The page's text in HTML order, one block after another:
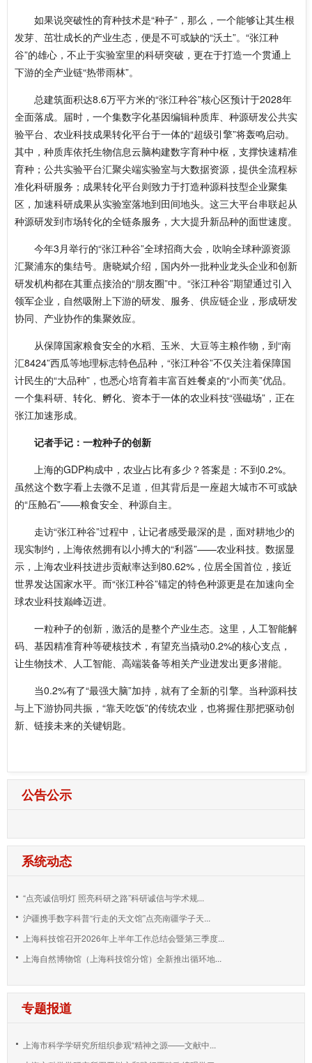
如果说突破性的育种技术是“种子”，那么，一个能够让其生根
发芽、茁壮成长的产业生态，便是不可或缺的“沃土”。“张江种
谷”的雄心，不止于实验室里的科研突破，更在于打造一个贯通上
下游的全产业链“热带雨林”。
总建筑面积达8.6万平方米的“张江种谷”核心区预计于2028年
全面落成。届时，一个集数字化基因编辑种质库、种源研发公共实
验平台、农业科技成果转化平台于一体的“超级引擎”将轰鸣启动。
其中，种质库依托生物信息云脑构建数字育种中枢，支撑快速精准
育种；公共实验平台汇聚尖端实验室与大数据资源，提供全流程标
准化科研服务；成果转化平台则致力于打造种源科技型企业聚集
区，加速科研成果从实验室落地到田间地头。这三大平台串联起从
种源研发到市场转化的全链条服务，大大提升新品种的面世速度。
今年3月举行的“张江种谷”全球招商大会，吹响全球种源资源
汇聚浦东的集结号。唐晓斌介绍，国内外一批种业龙头企业和创新
研发机构都在其重点接洽的“朋友圈”中。“张江种谷”期望通过引入
领军企业，自然吸附上下游的研发、服务、供应链企业，形成研发
协同、产业协作的集聚效应。
从保障国家粮食安全的水稻、玉米、大豆等主粮作物，到“南
汇8424”西瓜等地理标志特色品种，“张江种谷”不仅关注着保障国
计民生的“大品种”，也悉心培育着丰富百姓餐桌的“小而美”优品。
一个集科研、转化、孵化、资本于一体的农业科技“强磁场”，正在
张江加速形成。
记者手记：一粒种子的创新
上海的GDP构成中，农业占比有多少？答案是：不到0.2%。
虽然这个数字看上去微不足道，但其背后是一座超大城市不可或缺
的“压舱石”——粮食安全、种源自主。
走访“张江种谷”过程中，让记者感受最深的是，面对耕地少的
现实制约，上海依然拥有以小搏大的“利器”——农业科技。数据显
示，上海农业科技进步贡献率达到80.62%，位居全国首位，接近
世界发达国家水平。而“张江种谷”锚定的特色种源更是在加速向全
球农业科技巅峰迈进。
一粒种子的创新，激活的是整个产业生态。这里，人工智能解
码、基因精准育种等硬核技术，有望充当撬动0.2%的核心支点，
让生物技术、人工智能、高端装备等相关产业迸发出更多潜能。
当0.2%有了“最强大脑”加持，就有了全新的引擎。当种源科技
与上下游协同共振，“靠天吃饭”的传统农业，也将握住那把驱动创
新、链接未来的关键钥匙。
公告公示
系统动态
“点亮诚信明灯 照亮科研之路”科研诚信与学术规...
沪疆携手数字科普“行走的天文馆”点亮南疆学子天...
上海科技馆召开2026年上半年工作总结会暨第三季度...
上海自然博物馆（上海科技馆分馆）全新推出循环地...
专题报道
上海市科学学研究所组织参观“精神之源——文献中...